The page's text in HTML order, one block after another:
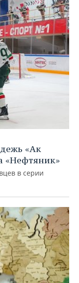
«Ак
«Нефтяник»
в серии